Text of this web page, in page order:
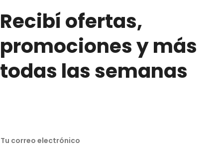
Recibí ofertas,
promociones y más
todas las semanas